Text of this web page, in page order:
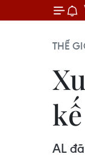
THẾ
AL